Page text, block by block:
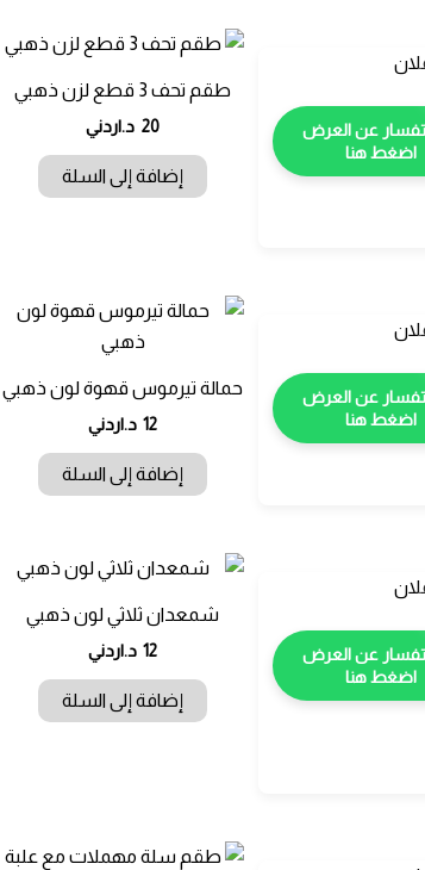
للاستفسار عن العرض
اضغط هنا
طقم تحف 3 قطع لزن ذهبي
20 د.اردني
إضافة إلى السلة
للاستفسار عن العرض
اضغط هنا
حمالة تيرموس قهوة لون ذهبي
12 د.اردني
إضافة إلى السلة
للاستفسار عن العرض
اضغط هنا
شمعدان ثلاثي لون ذهبي
12 د.اردني
إضافة إلى السلة